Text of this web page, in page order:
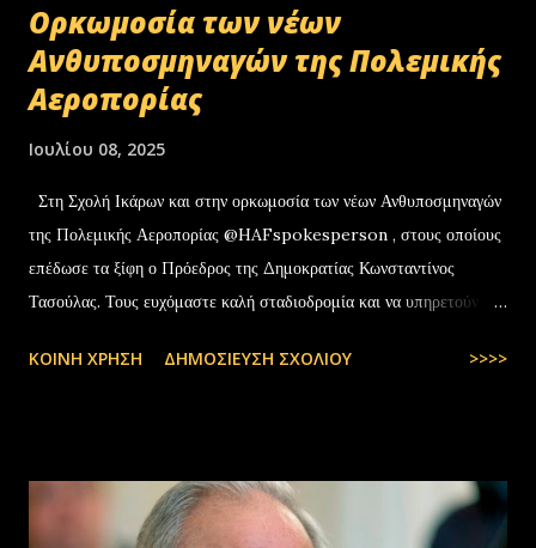
Oρκωμοσία των νέων
Ανθυποσμηναγών της Πολεμικής
Αεροπορίας
Ιουλίου 08, 2025
Στη Σχολή Ικάρων και στην ορκωμοσία των νέων Ανθυποσμηναγών
της Πολεμικής Αεροπορίας @HAFspokesperson , στους οποίους
επέδωσε τα ξίφη ο Πρόεδρος της Δημοκρατίας Κωνσταντίνος
Τασούλας. Τους ευχόμαστε καλή σταδιοδρομία και να υπηρετούν με
pic.twitter.com/t6bNFBH5Ce — Nikos Dendias
ΚΟΙΝΉ ΧΡΉΣΗ ΔΗΜΟΣΊΕΥΣΗ ΣΧΟΛΊΟΥ >>>>